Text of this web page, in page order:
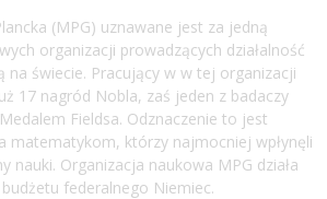
(MPG) uznawane jest za jedną
organizacji prowadzących działalność
świecie. Pracujący w w tej organizacji
17 nagród Nobla, zaś jeden z badaczy
Fieldsa. Odznaczenie to jest
matematykom, którzy najmocniej wpłynęli
nauki. Organizacja naukowa MPG działa
federalnego Niemiec.